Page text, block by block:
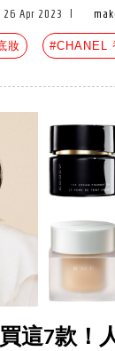
26 Apr 2023
妝 #CHANEL
這7款！